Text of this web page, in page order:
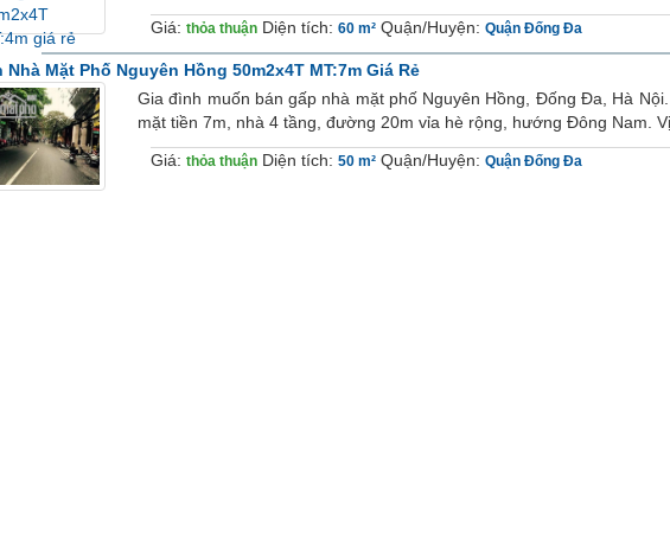
Giá: thỏa thuận Diện tích: 60 m² Quận/Huyện: Quận Đống Đa
Nhà Mặt Phố Nguyên Hồng 50m2x4T MT:7m Giá Rẻ
Gia đình muốn bán gấp nhà mặt phố Nguyên Hồng, Đống Đa, Hà
mặt tiền 7m, nhà 4 tầng, đường 20m vỉa hè rộng, hướng Đông Nam.
Giá: thỏa thuận Diện tích: 50 m² Quận/Huyện: Quận Đống Đa